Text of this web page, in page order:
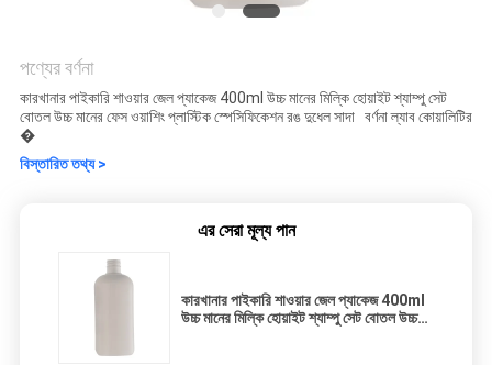
পণ্যের বর্ণনা
কারখানার পাইকারি শাওয়ার জেল প্যাকেজ 400ml উচ্চ মানের মিল্কি হোয়াইট শ্যাম্পু সেট
বোতল উচ্চ মানের ফেস ওয়াশিং প্লাস্টিক স্পেসিফিকেশন রঙ দুধেল সাদা বর্ণনা ল্যাব কোয়ালিটির
�
বিস্তারিত তথ্য >
এর সেরা মূল্য পান
কারখানার পাইকারি শাওয়ার জেল প্যাকেজ 400ml
উচ্চ মানের মিল্কি হোয়াইট শ্যাম্পু সেট বোতল উচ্চ